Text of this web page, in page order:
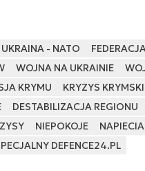
UKRAINA - NATO
WOJNA NA UKRAINIE
KRYMU KRYZYS KRYMSKI
DESTABILIZACJA REGIONU
NIEPOKOJE
NAPIECIA
DEFENCE24.PL